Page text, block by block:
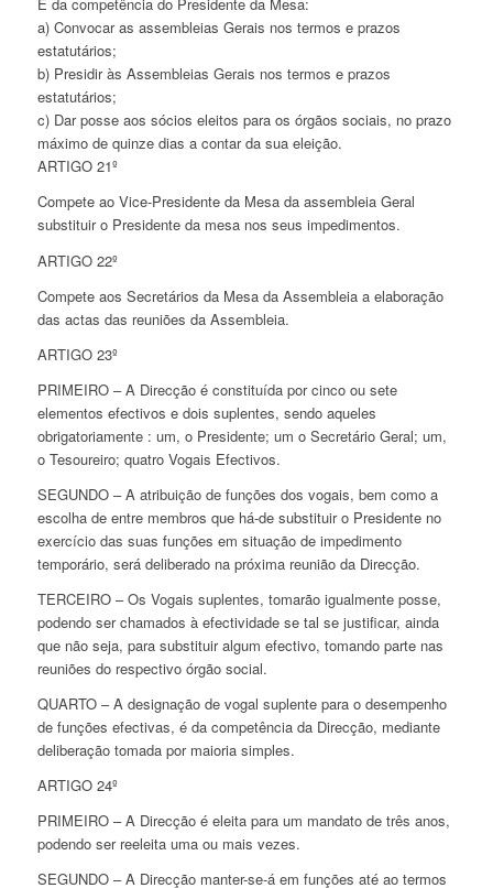
É da competência do Presidente da Mesa:
a) Convocar as assembleias Gerais nos termos e prazos
estatutários;
b) Presidir às Assembleias Gerais nos termos e prazos
estatutários;
c) Dar posse aos sócios eleitos para os órgãos sociais, no prazo
máximo de quinze dias a contar da sua eleição.
ARTIGO 21º
Compete ao Vice-Presidente da Mesa da assembleia Geral
substituir o Presidente da mesa nos seus impedimentos.
ARTIGO 22º
Compete aos Secretários da Mesa da Assembleia a elaboração
das actas das reuniões da Assembleia.
ARTIGO 23º
PRIMEIRO – A Direcção é constituída por cinco ou sete
elementos efectivos e dois suplentes, sendo aqueles
obrigatoriamente : um, o Presidente; um o Secretário Geral; um,
o Tesoureiro; quatro Vogais Efectivos.
SEGUNDO – A atribuição de funções dos vogais, bem como a
escolha de entre membros que há-de substituir o Presidente no
exercício das suas funções em situação de impedimento
temporário, será deliberado na próxima reunião da Direcção.
TERCEIRO – Os Vogais suplentes, tomarão igualmente posse,
podendo ser chamados à efectividade se tal se justificar, ainda
que não seja, para substituir algum efectivo, tomando parte nas
reuniões do respectivo órgão social.
QUARTO – A designação de vogal suplente para o desempenho
de funções efectivas, é da competência da Direcção, mediante
deliberação tomada por maioria simples.
ARTIGO 24º
PRIMEIRO – A Direcção é eleita para um mandato de três anos,
podendo ser reeleita uma ou mais vezes.
SEGUNDO – A Direcção manter-se-á em funções até ao termos